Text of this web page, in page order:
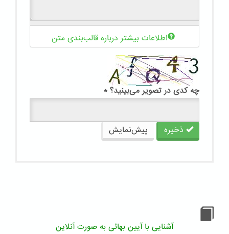
اطلاعات بیشتر درباره قالب‌بندی متن
چه کدی در تصویر می‌بینید؟ *
ذخیره پیش‌نمایش
آشنایی با آیین بهائی به صورت آنلاین